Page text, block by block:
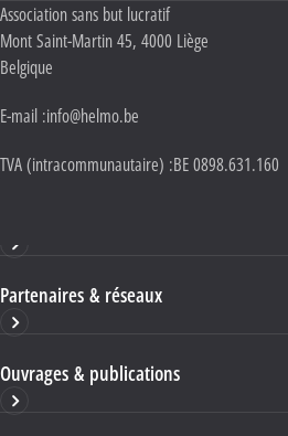
Adresse :
Association sans but lucratif
Mont Saint-Martin 45, 4000 Liège
Belgique
E-mail :info@helmo.be
TVA (intracommunautaire) :BE 0898.631.160
Partenaires & réseaux
Ouvrages & publications